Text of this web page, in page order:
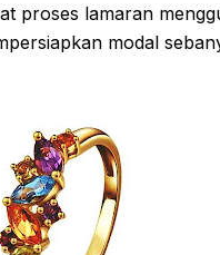
proses lamaran
modal